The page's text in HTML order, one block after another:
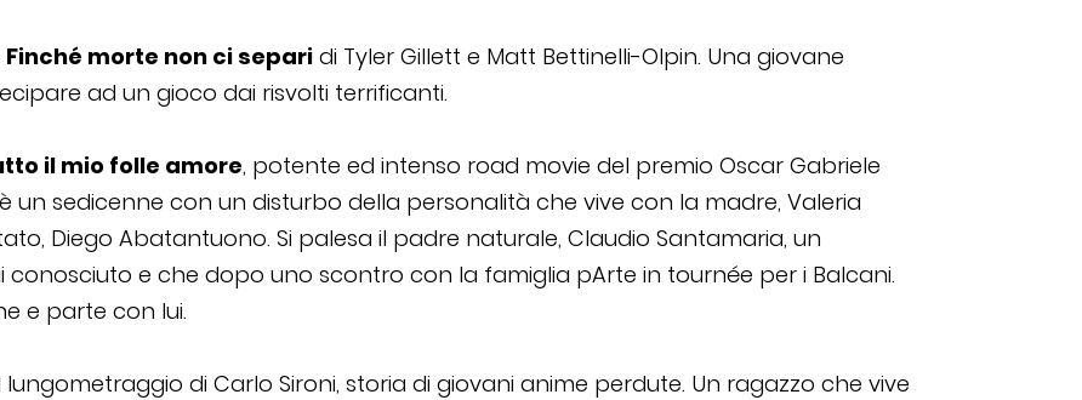
Finché morte non ci separi di Tyler Gillett e Matt Bettinelli-Olpin. Una giovane
ad un gioco dai risvolti terrificanti.
il mio folle amore, potente ed intenso road movie del premio Oscar Gabriele
un sedicenne con un disturbo della personalità che vive con la madre, Valeria
Diego Abatantuono. Si palesa il padre naturale, Claudio Santamaria, un
e che dopo uno scontro con la famiglia pArte in tournée per i Balcani.
e parte con lui.
di Carlo Sironi, storia di giovani anime perdute. Un ragazzo che vive